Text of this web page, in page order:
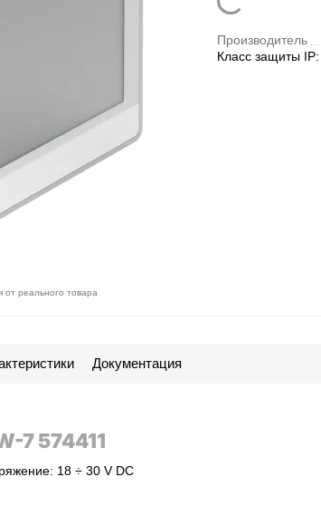
от реального товара
Производитель
Класс защиты
Документация
7 574411
18 ÷ 30 V DC